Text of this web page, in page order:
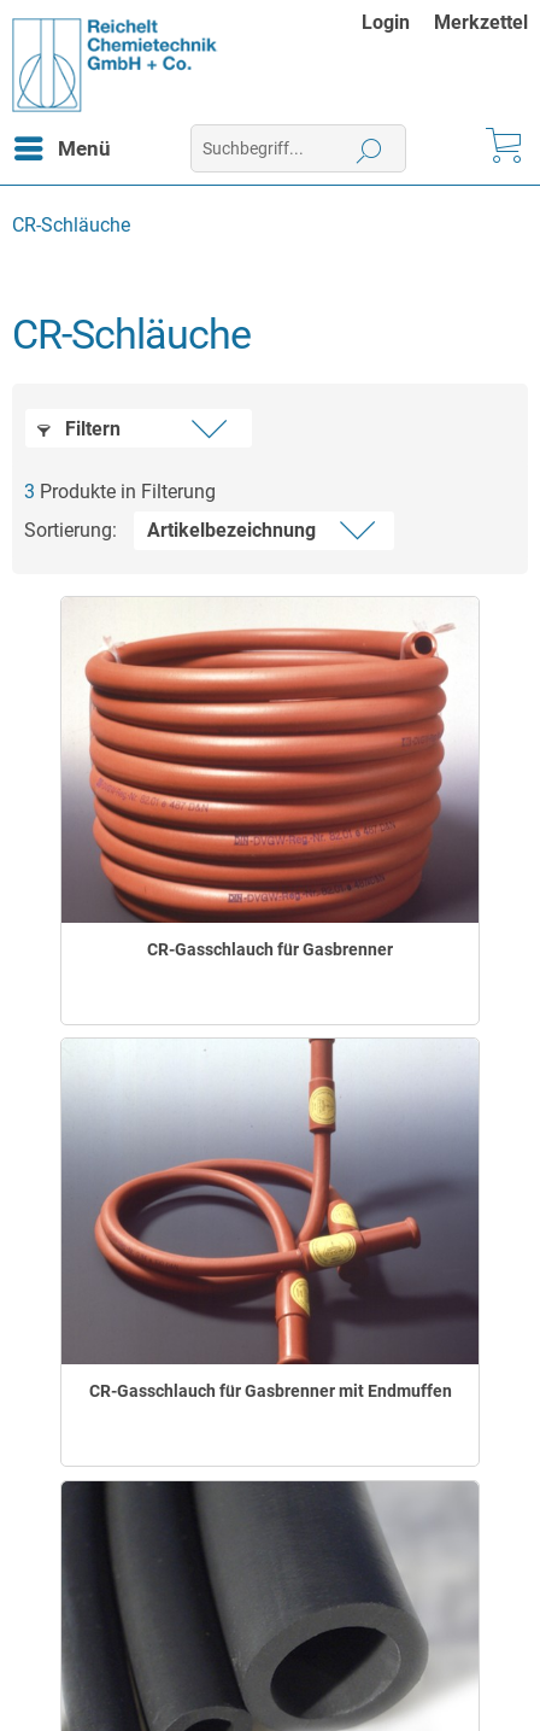
Login Merkzettel
Menü
CR-Schläuche
CR-Schläuche
Filtern
3 Produkte in Filterung
Sortierung:
CR-Gasschlauch für Gasbrenner
CR-Gasschlauch für Gasbrenner mit Endmuffen